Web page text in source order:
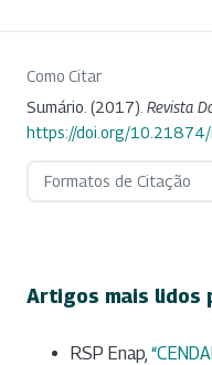
Como Citar
Sumário. (2017). Revista
https://doi.org/
Formatos de Citação
Artigos mais lidos
RSP Enap,